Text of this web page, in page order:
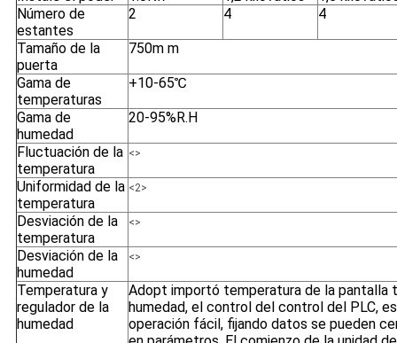
Número de
estantes
2 4 4
Tamaño de la
puerta
750m m
Gama de
temperaturas
+10-65℃
Gama de
humedad
20-95%R.H
Fluctuación de la
temperatura
<>
Uniformidad de la
temperatura
<2>
Desviación de la
temperatura
<>
Desviación de la
humedad
<>
Temperatura y
regulador de la
humedad
Adopt importó temperatura de la pantalla
humedad, el control del control del PLC,
operación fácil, fijando datos se pueden